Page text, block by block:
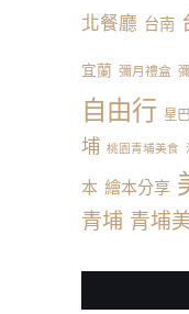
北餐廳 台南
宜蘭 彌月禮盒
自由行 星
埔 桃園青埔美食
本 繪本分享
青埔 青埔